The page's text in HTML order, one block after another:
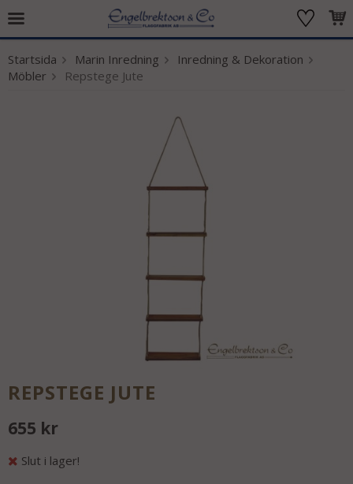
Produkten har blivit tillagd i varukorgen
Startsida Marin Inredning
Inredning & Dekoration
Möbler
Repstege Jute
REPSTEGE JUTE
655 kr
Slut i lager!